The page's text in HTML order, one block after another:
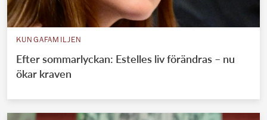
KUNGAFAMILJEN
Efter sommarlyckan: Estelles liv förändras – nu
ökar kraven